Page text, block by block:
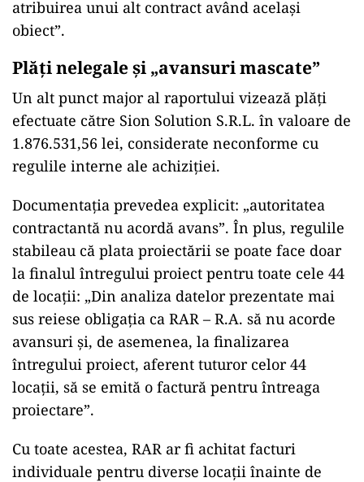
atribuirea unui alt contract având acelaşi
obiect”.
Plăți nelegale și „avansuri mascate”
Un alt punct major al raportului vizează plăți
efectuate către Sion Solution S.R.L. în valoare de
1.876.531,56 lei, considerate neconforme cu
regulile interne ale achiziției.
Documentația prevedea explicit: „autoritatea
contractantă nu acordă avans”. În plus, regulile
stabileau că plata proiectării se poate face doar
la finalul întregului proiect pentru toate cele 44
de locații: „Din analiza datelor prezentate mai
sus reiese obligaţia ca RAR – R.A. să nu acorde
avansuri şi, de asemenea, la finalizarea
întregului proiect, aferent tuturor celor 44
locaţii, să se emită o factură pentru întreaga
proiectare”.
Cu toate acestea, RAR ar fi achitat facturi
individuale pentru diverse locații înainte de